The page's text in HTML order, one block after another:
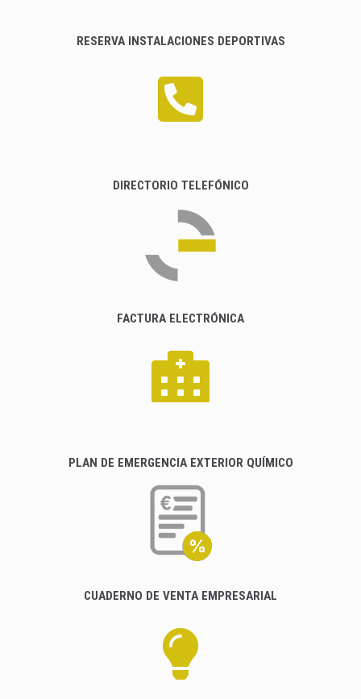
RESERVA INSTALACIONES DEPORTIVAS
DIRECTORIO TELEFÓNICO
FACTURA ELECTRÓNICA
PLAN DE EMERGENCIA EXTERIOR QUÍMICO
CUADERNO DE VENTA EMPRESARIAL